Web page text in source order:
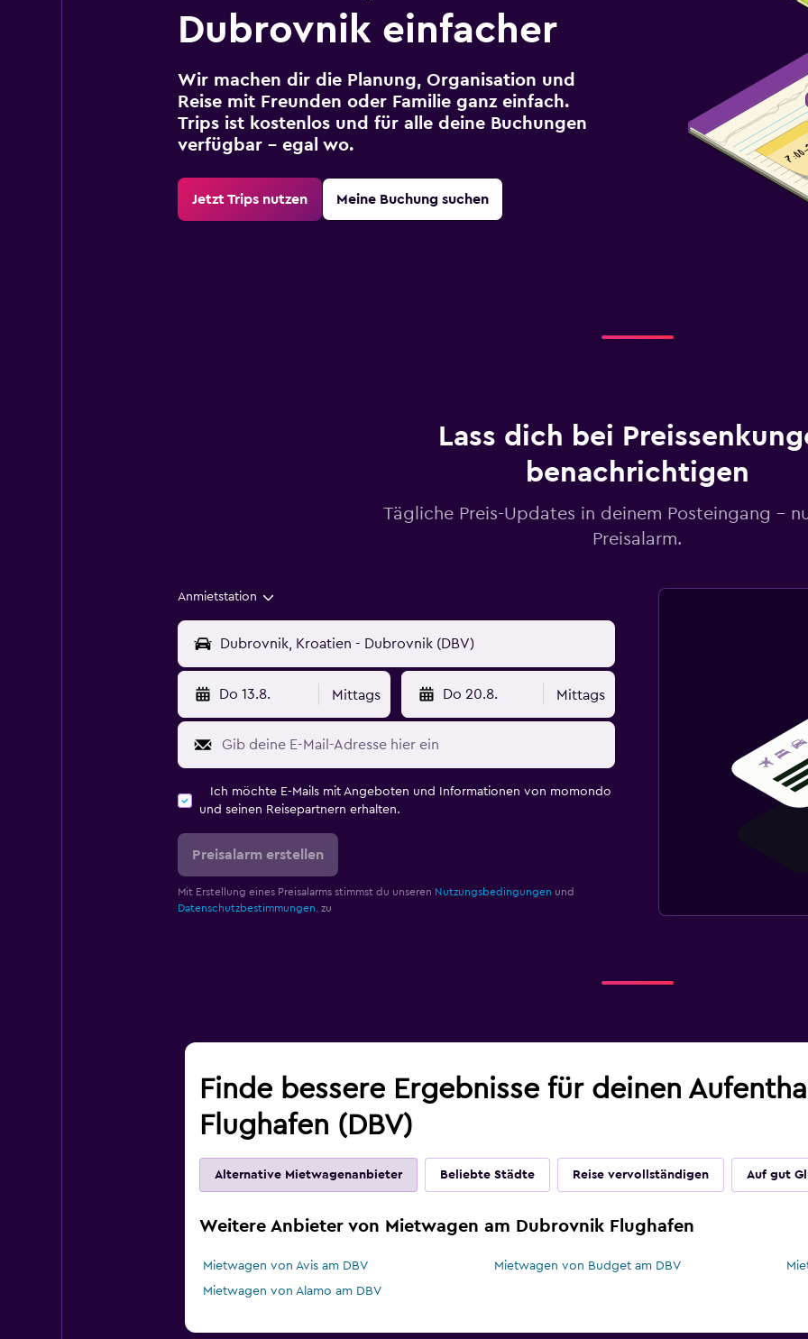
Dubrovnik einfacher
Wir machen dir die Planung, Organisation und
Reise mit Freunden oder Familie ganz einfach.
Trips ist kostenlos und für alle deine Buchungen
verfügbar – egal wo.
Jetzt Trips nutzen Meine Buchung suchen
Lass dich bei
benachrichtigen
Tägliche Preis-Updates in deinem Posteingang –
Preisalarm.
Anmietstation
Do 13.8. Mittags Do 20.8. Mittags
Ich möchte E-Mails mit Angeboten und Informationen von momondo
und seinen Reisepartnern erhalten.
Preisalarm erstellen
Mit Erstellung eines Preisalarms stimmst du unseren Nutzungsbedingungen und
Datenschutzbestimmungen.zu
Finde bessere Ergebnisse für deinen
Flughafen (DBV)
Alternative Mietwagenanbieter Beliebte Städte Reise vervollständigen Auf gut
Weitere Anbieter von Mietwagen am Dubrovnik Flughafen
Mietwagen von Avis am DBV Mietwagen von Budget am DBV
Mietwagen von Alamo am DBV